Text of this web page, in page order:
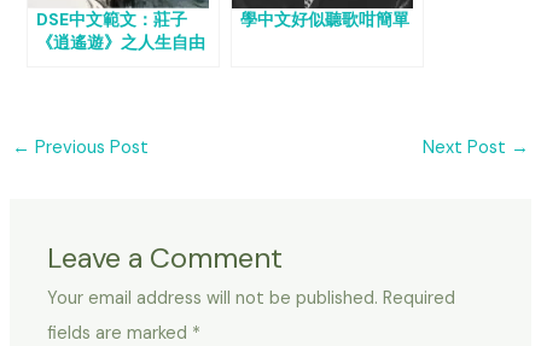
DSE中文範文：莊子
《逍遙遊》之人生自由
學中文好似聽歌咁簡單
← Previous Post Next Post →
Leave a Comment
Your email address will not be published. Required
fields are marked *